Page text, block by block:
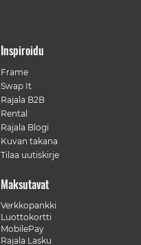
Inspiroidu
Frame
Swap It
Rajala B2B
Rental
Rajala Blogi
Kuvan takana
Tilaa uutiskirje
Maksutavat
Verkkopankki
Luottokortti
MobilePay
Rajala Lasku